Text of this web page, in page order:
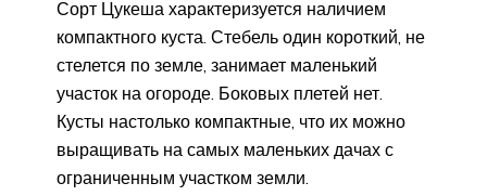
Сорт Цукеша характеризуется наличием
компактного куста. Стебель один короткий, не
стелется по земле, занимает маленький
участок на огороде. Боковых плетей нет.
Кусты настолько компактные, что их можно
выращивать на самых маленьких дачах с
ограниченным участком земли.